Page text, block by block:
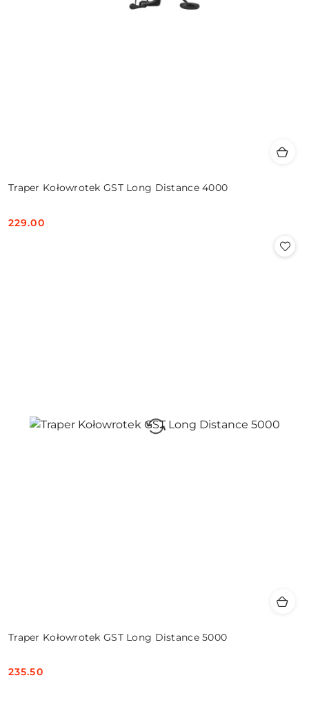
Traper Kołowrotek GST Long Distance 4000
Cena:
229.00
Traper Kołowrotek GST Long Distance 5000
Cena:
235.50